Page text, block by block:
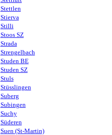
Stettlen
Stierva
Stilli
Stoos SZ
Strada
Strengelbach
Studen BE
Studen SZ
Stuls
Stüsslingen
Suberg
Subingen
Suchy
Süderen
Suen (St-Martin)